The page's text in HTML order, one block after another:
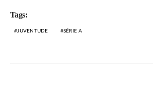
Tags:
JUVENTUDE SÉRIE A